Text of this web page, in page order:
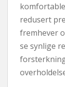
redusert
fremhever
se synlige